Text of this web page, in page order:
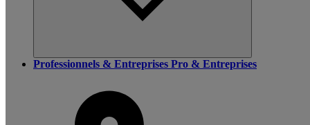
Professionnels & Entreprises Pro & Entreprises